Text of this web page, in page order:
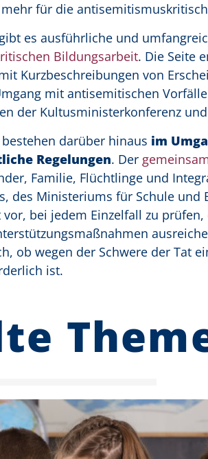
für die
gibt es ausführliche und
Bildungsarbeit. Die Seite
Kurzbeschreibungen von
mit antisemitischen
der Kultusministerkonferenz
darüber hinaus im
Regelungen. Der
Familie, Flüchtlinge und
des Ministeriums für Schule
vor, bei jedem Einzelfall zu
ob wegen der Schwere der Tat
ist.